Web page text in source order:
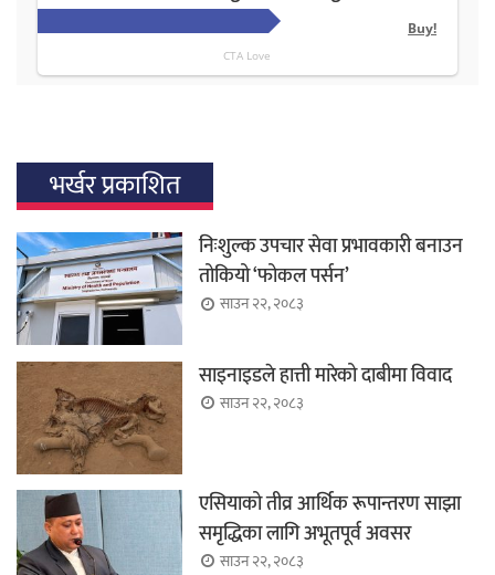
भर्खर प्रकाशित
निःशुल्क उपचार सेवा प्रभावकारी बनाउन
तोकियो ‘फोकल पर्सन’
साउन २२, २०८३
साइनाइडले हात्ती मारेको दाबीमा विवाद
साउन २२, २०८३
एसियाको तीव्र आर्थिक रूपान्तरण साझा
समृद्धिका लागि अभूतपूर्व अवसर
साउन २२, २०८३